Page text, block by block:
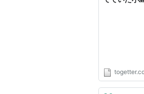
未曾
ビッ
主なキャ